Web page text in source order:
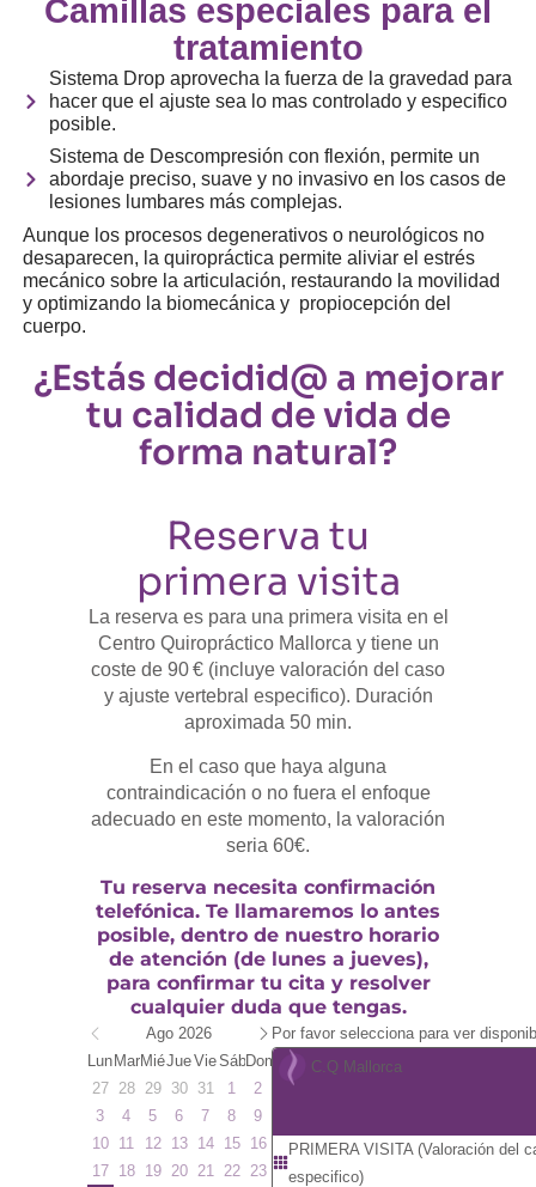
Camillas especiales para el
tratamiento
Sistema Drop aprovecha la fuerza de la gravedad para
hacer que el ajuste sea lo mas controlado y especifico
posible.
Sistema de Descompresión con flexión, permite un
abordaje preciso, suave y no invasivo en los casos de
lesiones lumbares más complejas.
Aunque los procesos degenerativos o neurológicos no
desaparecen, la quiropráctica permite aliviar el estrés
mecánico sobre la articulación, restaurando la movilidad
y optimizando la biomecánica y propiocepción del
cuerpo.
¿Estás decidid@ a mejorar
tu calidad de vida de
forma natural?
Reserva tu
primera visita
La reserva es para una primera visita en el
Centro Quiropráctico Mallorca y tiene un
coste de 90 € (incluye valoración del caso
y ajuste vertebral especifico). Duración
aproximada 50 min.
En el caso que haya alguna
contraindicación o no fuera el enfoque
adecuado en este momento, la valoración
seria 60€.
Tu reserva necesita confirmación
telefónica. Te llamaremos lo antes
posible, dentro de nuestro horario
de atención (de lunes a jueves),
para confirmar tu cita y resolver
cualquier duda que tengas.
Ago 2026
Lun MarMiéJueVieSábDom
27
28 29 30 31 1
2
3
4 5 6 7 8
9
10
11 12 13 14 15
16
17
18 19 20 21 22
23
Por favor selecciona para ver
C.Q Mallorca
PRIMERA VISITA (Valoración del
especifico)